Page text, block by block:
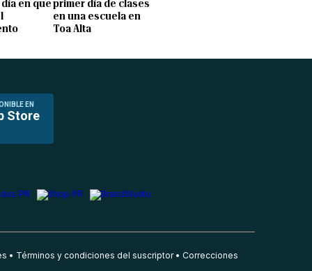
en queprimer día de clases
en una escuela en
Toa Alta
EN
Store
Términos y condiciones del suscriptor Correcciones